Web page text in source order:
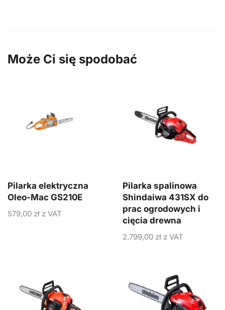
Może Ci się spodobać
Pilarka elektryczna
Oleo-Mac GS210E
579,00 zł z VAT
Pilarka spalinowa
Shindaiwa 431SX do
prac ogrodowych i
cięcia drewna
2.799,00 zł z VAT